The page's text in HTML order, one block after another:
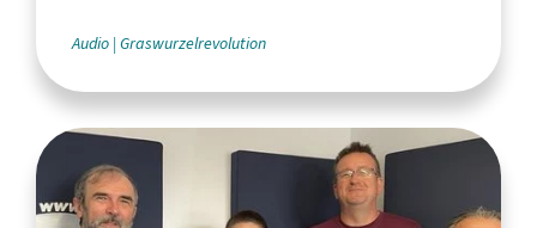
Audio Graswurzelrevolution